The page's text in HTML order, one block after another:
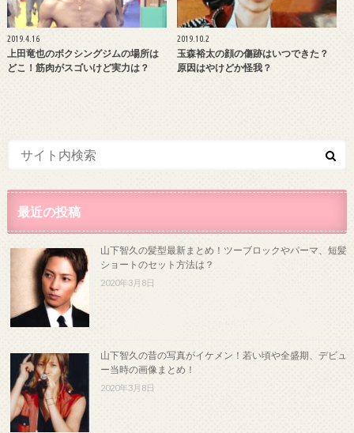
2019.4.16
上田竜也のボクシングジムの場所は
どこ！筋肉がスゴいけど実力は？
2019.10.2
玉森裕太の顔の傷跡はいつできた？
原因はやけどか怪我？
最近の投稿
山下智久の髪型最新まとめ！ツーブロックやパーマ、短髪
ショートのセット方法は？
2020年3月8日
山下智久の昔の写真がイケメン！若い頃や全盛期、デビュ
ー当時の画像まとめ！
2020年3月8日